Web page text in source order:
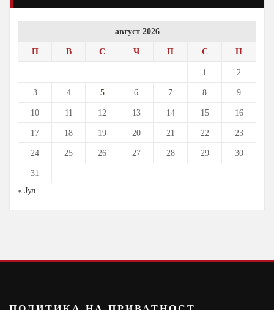
август 2026
П В С Ч П С Н
1 2
3 4 5 6 7 8 9
10 11 12 13 14 15 16
17 18 19 20 21 22 23
24 25 26 27 28 29 30
31
« Јул